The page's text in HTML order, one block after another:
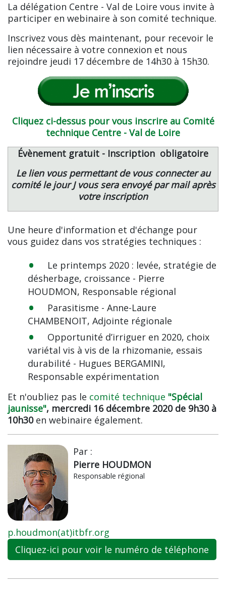
La délégation Centre - Val de Loire vous invite à
participer en webinaire à son comité technique.
Inscrivez vous dès maintenant, pour recevoir le
lien nécessaire à votre connexion et nous
rejoindre jeudi 17 décembre de 14h30 à 15h30.
Cliquez ci-dessus pour vous inscrire au Comité
technique Centre - Val de Loire
Évènement gratuit - Inscription obligatoire
Le lien vous permettant de vous connecter au
comité le jour J vous sera envoyé par mail après
votre inscription
Une heure d'information et d'échange pour
vous guidez dans vos stratégies techniques :
Le printemps 2020 : levée, stratégie de
désherbage, croissance - Pierre
HOUDMON, Responsable régional
Parasitisme - Anne-Laure
CHAMBENOIT, Adjointe régionale
Opportunité d’irriguer en 2020, choix
variétal vis à vis de la rhizomanie, essais
durabilité - Hugues BERGAMINI,
Responsable expérimentation
Et n'oubliez pas le comité technique "Spécial
jaunisse", mercredi 16 décembre 2020 de 9h30 à
10h30en webinaire également.
Par :
Pierre HOUDMON
Responsable régional
p.houdmon(at)itbfr.org
Cliquez-ici pour voir le numéro de téléphone